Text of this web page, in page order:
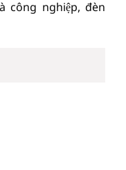
công nghiệp, đèn